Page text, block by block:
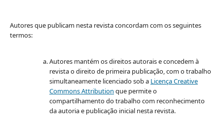
Autores que publicam nesta revista concordam com os seguintes
termos:
Autores mantém os direitos autorais e concedem à
revista o direito de primeira publicação, com o trabalho
simultaneamente licenciado sob a Licença Creative
Commons Attribution que permite o
compartilhamento do trabalho com reconhecimento
da autoria e publicação inicial nesta revista.